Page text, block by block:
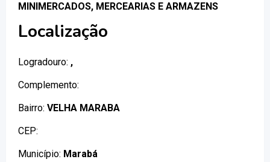
MINIMERCADOS, MERCEARIAS E ARMAZENS
Localização
Logradouro: ,
Complemento:
Bairro: VELHA MARABA
CEP:
Município: Marabá